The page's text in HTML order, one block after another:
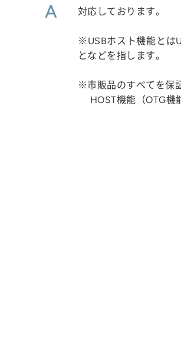
A 対応しております。
※USBホスト機能とは
となどを指します。
※市販品のすべてを保
HOST機能（OTG機